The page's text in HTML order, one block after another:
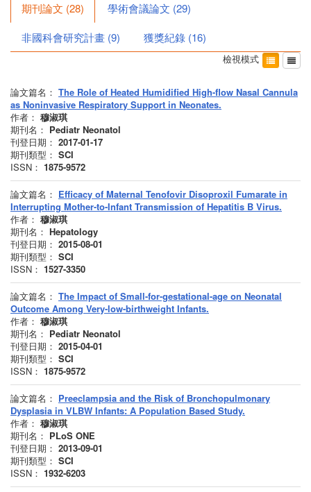
期刊論文 (28) 學術會議論文 (29)
非國科會研究計畫 (9) 獲獎紀錄 (16)
檢視模式
論文篇名： The Role of Heated Humidified High-flow Nasal Cannula
as Noninvasive Respiratory Support in Neonates.
作者： 穆淑琪
期刊名： Pediatr Neonatol
刊登日期： 2017-01-17
期刊類型： SCI
ISSN： 1875-9572
論文篇名： Efficacy of Maternal Tenofovir Disoproxil Fumarate in
Interrupting Mother-to-Infant Transmission of Hepatitis B Virus.
作者： 穆淑琪
期刊名： Hepatology
刊登日期： 2015-08-01
期刊類型： SCI
ISSN： 1527-3350
論文篇名： The Impact of Small-for-gestational-age on Neonatal
Outcome Among Very-low-birthweight Infants.
作者： 穆淑琪
期刊名： Pediatr Neonatol
刊登日期： 2015-04-01
期刊類型： SCI
ISSN： 1875-9572
論文篇名： Preeclampsia and the Risk of Bronchopulmonary
Dysplasia in VLBW Infants: A Population Based Study.
作者： 穆淑琪
期刊名： PLoS ONE
刊登日期： 2013-09-01
期刊類型： SCI
ISSN： 1932-6203